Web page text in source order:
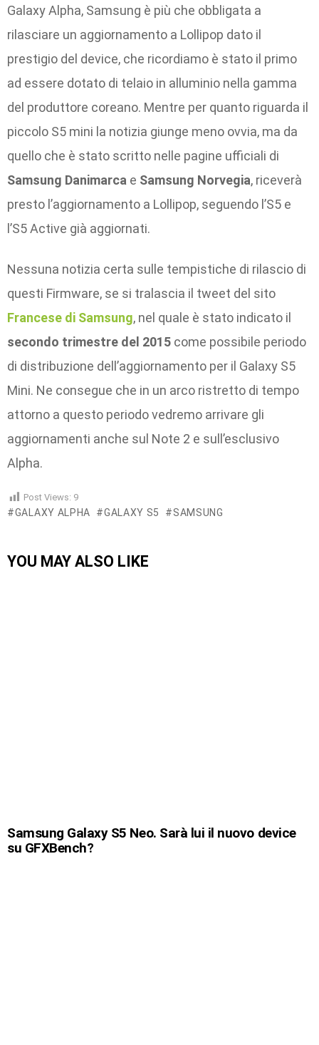
Galaxy Alpha, Samsung è più che obbligata a
rilasciare un aggiornamento a Lollipop dato il
prestigio del device, che ricordiamo è stato il primo
ad essere dotato di telaio in alluminio nella gamma
del produttore coreano. Mentre per quanto riguarda il
piccolo S5 mini la notizia giunge meno ovvia, ma da
quello che è stato scritto nelle pagine ufficiali di
Samsung Danimarca e Samsung Norvegia, riceverà
presto l’aggiornamento a Lollipop, seguendo l’S5 e
l’S5 Active già aggiornati.
Nessuna notizia certa sulle tempistiche di rilascio di
questi Firmware, se si tralascia il tweet del sito
Francese di Samsung, nel quale è stato indicato il
secondo trimestre del 2015 come possibile periodo
di distribuzione dell’aggiornamento per il Galaxy S5
Mini. Ne consegue che in un arco ristretto di tempo
attorno a questo periodo vedremo arrivare gli
aggiornamenti anche sul Note 2 e sull’esclusivo
Alpha.
Post Views: 9
GALAXY ALPHA GALAXY S5 SAMSUNG
YOU MAY ALSO LIKE
Samsung Galaxy S5 Neo. Sarà lui il nuovo device
su GFXBench?